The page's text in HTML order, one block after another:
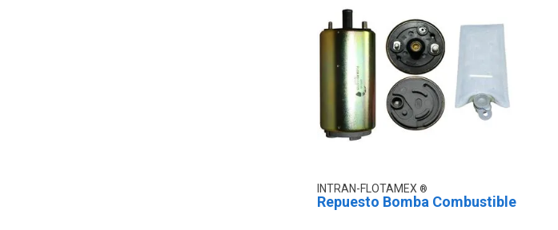
INTRAN-FLOTAMEX
Repuesto Bomba Combustible